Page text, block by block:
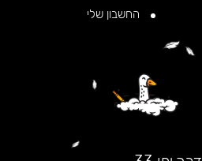
החשבון שלי